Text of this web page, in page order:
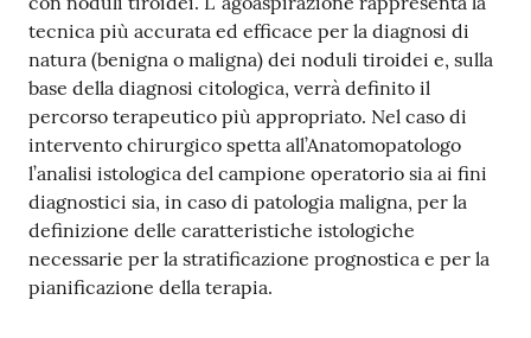
tecnica più accurata ed efficace per la diagnosi di
natura (benigna o maligna) dei noduli tiroidei e, sulla
base della diagnosi citologica, verrà definito il
percorso terapeutico più appropriato. Nel caso di
intervento chirurgico spetta all’Anatomopatologo
l’analisi istologica del campione operatorio sia ai fini
diagnostici sia, in caso di patologia maligna, per la
definizione delle caratteristiche istologiche
necessarie per la stratificazione prognostica e per la
pianificazione della terapia.